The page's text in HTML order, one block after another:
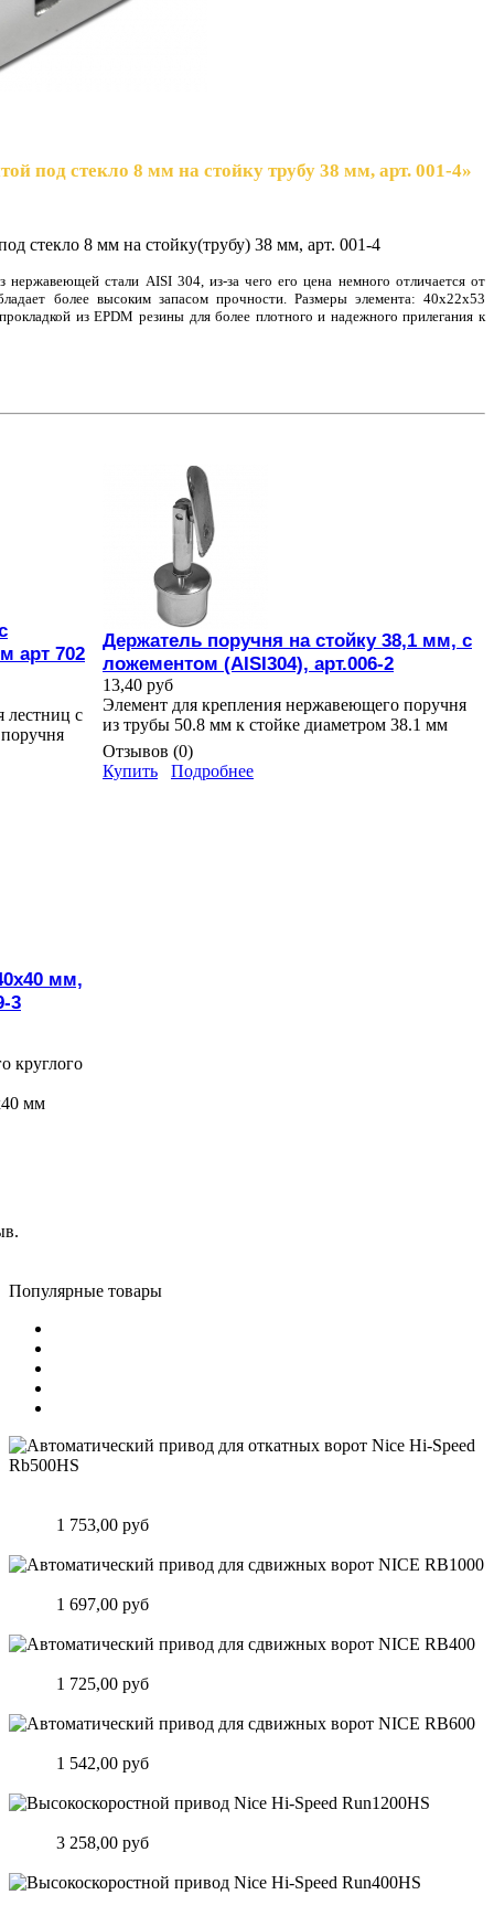
под стекло 8 мм на стойку трубу 38 мм, арт. 001-4»
стекло 8 мм на стойку(трубу) 38 мм, арт. 001-4
нержавеющей стали AISI 304, из-за чего его цена немного отличается от
более высоким запасом прочности. Размеры элемента: 40х22х53
из EPDM резины для более плотного и надежного прилегания к
арт 702
лестниц с
Держатель поручня на стойку 38,1 мм, с
ложементом (AISI304), арт.006-2
13,40 руб
Элемент для крепления нержавеющего поручня
из трубы 50.8 мм к стойке диаметром 38.1 мм
Отзывов (0)
Купить
Подробнее
мм,
3
круглого
мм
Популярные товары
1 753,00 руб
1 697,00 руб
1 725,00 руб
1 542,00 руб
3 258,00 руб